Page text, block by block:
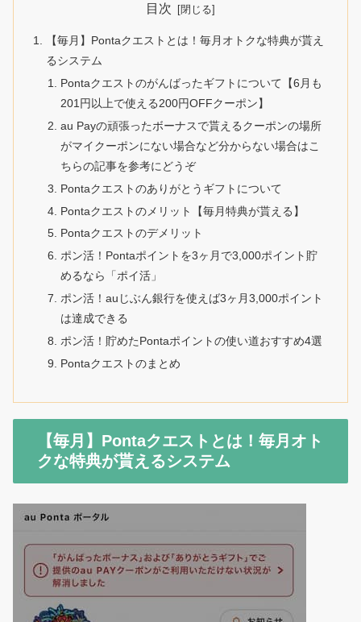
目次
【毎月】Pontaクエストとは！毎月オトクな特典が貰え
るシステム
Pontaクエストのがんばったギフトについて【6月も
201円以上で使える200円OFFクーポン】
au Payの頑張ったボーナスで貰えるクーポンの場所
がマイクーポンにない場合など分からない場合はこ
ちらの記事を参考にどうぞ
Pontaクエストのありがとうギフトについて
Pontaクエストのメリット【毎月特典が貰える】
Pontaクエストのデメリット
ポン活！Pontaポイントを3ヶ月で3,000ポイント貯
めるなら「ポイ活」
ポン活！auじぶん銀行を使えば3ヶ月3,000ポイント
は達成できる
ポン活！貯めたPontaポイントの使い道おすすめ4選
Pontaクエストのまとめ
【毎月】Pontaクエストとは！毎月オト
クな特典が貰えるシステム